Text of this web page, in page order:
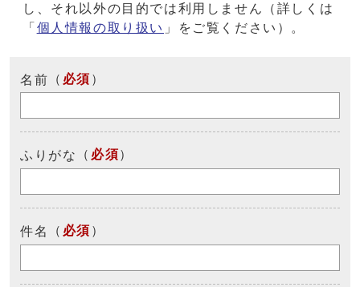
し、それ以外の目的では利用しません（詳しくは
「 個人情報の取り扱い 」をご覧ください）。
名前 （ 必須 ）
ふりがな （ 必須）
件名 （ 必須 ）